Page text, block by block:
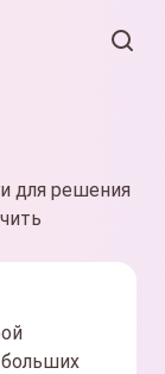
для решения